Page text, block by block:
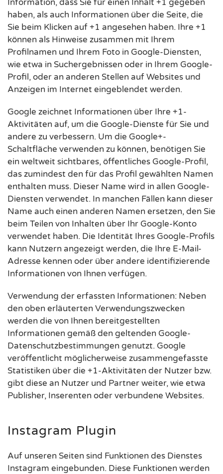
Information, dass Sie für einen Inhalt +1 gegeben
haben, als auch Informationen über die Seite, die
Sie beim Klicken auf +1 angesehen haben. Ihre +1
können als Hinweise zusammen mit Ihrem
Profilnamen und Ihrem Foto in Google-Diensten,
wie etwa in Suchergebnissen oder in Ihrem Google-
Profil, oder an anderen Stellen auf Websites und
Anzeigen im Internet eingeblendet werden.
Google zeichnet Informationen über Ihre +1-
Aktivitäten auf, um die Google-Dienste für Sie und
andere zu verbessern. Um die Google+-
Schaltfläche verwenden zu können, benötigen Sie
ein weltweit sichtbares, öffentliches Google-Profil,
das zumindest den für das Profil gewählten Namen
enthalten muss. Dieser Name wird in allen Google-
Diensten verwendet. In manchen Fällen kann dieser
Name auch einen anderen Namen ersetzen, den Sie
beim Teilen von Inhalten über Ihr Google-Konto
verwendet haben. Die Identität Ihres Google-Profils
kann Nutzern angezeigt werden, die Ihre E-Mail-
Adresse kennen oder über andere identifizierende
Informationen von Ihnen verfügen.
Verwendung der erfassten Informationen: Neben
den oben erläuterten Verwendungszwecken
werden die von Ihnen bereitgestellten
Informationen gemäß den geltenden Google-
Datenschutzbestimmungen genutzt. Google
veröffentlicht möglicherweise zusammengefasste
Statistiken über die +1-Aktivitäten der Nutzer bzw.
gibt diese an Nutzer und Partner weiter, wie etwa
Publisher, Inserenten oder verbundene Websites.
Instagram Plugin
Auf unseren Seiten sind Funktionen des Dienstes
Instagram eingebunden. Diese Funktionen werden